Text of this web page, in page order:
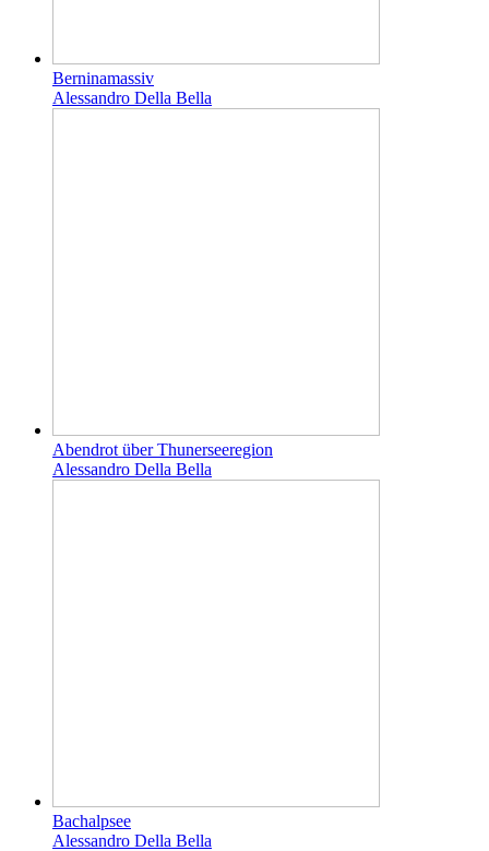
Berninamassiv
Alessandro Della Bella
Abendrot über Thunerseeregion
Alessandro Della Bella
Bachalpsee
Alessandro Della Bella